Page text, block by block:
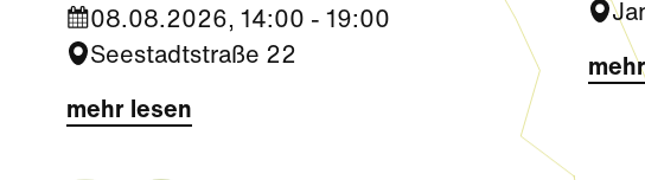
08.08.2026, 14:00 - 19:00
Seestadtstraße 22
mehr lesen